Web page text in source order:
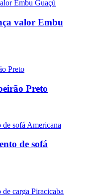
valor Embu
Preto
de sofá